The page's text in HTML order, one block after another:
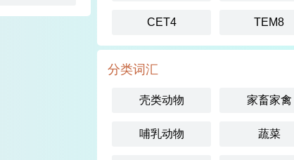
CET4 TEM8
分类词汇
壳类动物 家畜家禽
哺乳动物 蔬菜